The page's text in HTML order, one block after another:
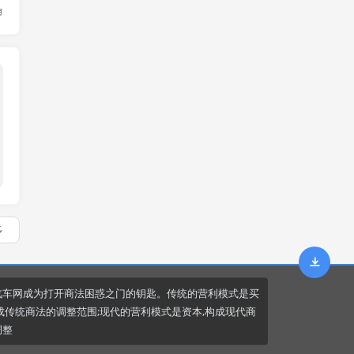
网成为打开商法困惑之门的钥匙。传统的营利模式是买
传统商法的调整范围;现代的营利模式是资本,构成现代商